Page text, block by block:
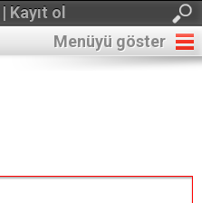
Kayıt ol
Menüyü göster